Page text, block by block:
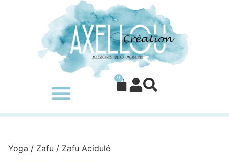
0
Yoga / Zafu / Zafu Acidulé